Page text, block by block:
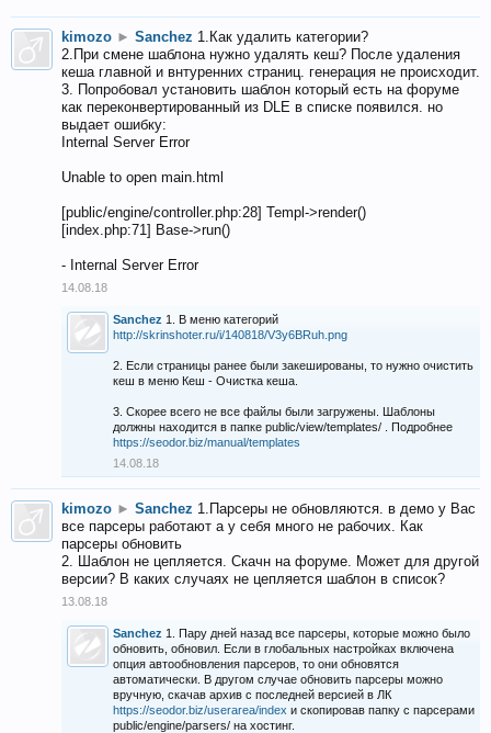
kimozo ► Sanchez 1.Как удалить категории?
2.При смене шаблона нужно удалять кеш? После удаления
кеша главной и внтуренних страниц. генерация не происходит.
3. Попробовал установить шаблон который есть на форуме
как переконвертированный из DLE в списке появился. но
выдает ошибку:
Internal Server Error
Unable to open main.html
[public/engine/controller.php:28] Templ->render()
[index.php:71] Base->run()
- Internal Server Error
14.08.18
Sanchez 1. В меню категорий
http://skrinshoter.ru/i/140818/V3y6BRuh.png
2. Если страницы ранее были закешированы, то нужно очистить
кеш в меню Кеш - Очистка кеша.
3. Скорее всего не все файлы были загружены. Шаблоны
должны находится в папке public/view/templates/ . Подробнее
https://seodor.biz/manual/templates
14.08.18
kimozo ► Sanchez 1.Парсеры не обновляются. в демо у Вас
все парсеры работают а у себя много не рабочих. Как
парсеры обновить
2. Шаблон не цепляется. Скачн на форуме. Может для другой
версии? В каких случаях не цепляется шаблон в список?
13.08.18
Sanchez 1. Пару дней назад все парсеры, которые можно было
обновить, обновил. Если в глобальных настройках включена
опция автообновления парсеров, то они обновятся
автоматически. В другом случае обновить парсеры можно
вручную, скачав архив с последней версией в ЛК
https://seodor.biz/userarea/index и скопировав папку с парсерами
public/engine/parsers/ на хостинг.